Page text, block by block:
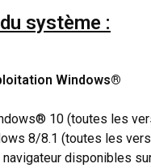
système :
Windows®
10 (toutes les
8/8.1 (toutes les
disponibles